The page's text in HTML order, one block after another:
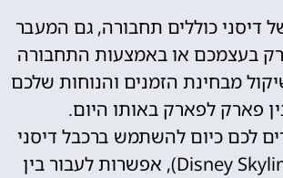
דיסני כוללים תחבורה, גם המעבר
בעצמכם או באמצעות התחבורה
מבחינת הזמנים והנוחות שלכם
פארק לפארק באותו היום.
לכם כיום להשתמש ברכבל דיסני
סקיילנייר (Disney Skyliner), אפשרות לעבור בין